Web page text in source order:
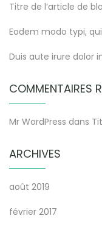
Titre de l’article de
Eodem modo typi,
Duis aute irure dolor
COMMENTAIRES
Mr WordPress dans
ARCHIVES
août 2019
février 2017